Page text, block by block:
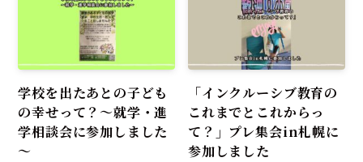
学校を出たあとの子ども
の幸せって？～就学・進
学相談会に参加しました
～
「インクルーシブ教育の
これまでとこれからっ
て？」プレ集会in札幌に
参加しました